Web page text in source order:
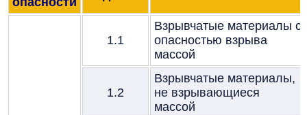
1.1
Взрывчатые материалы с
опасностью взрыва
массой
1.2
Взрывчатые материалы,
не взрывающиеся
массой